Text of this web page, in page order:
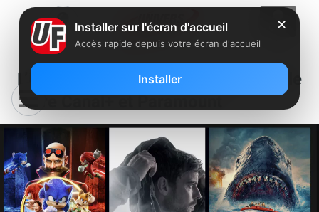
L’info en vidéo : la nouvelle idylle
entre Canal+ et Paramount
✕
Installer sur l'écran d'accueil
Accès rapide depuis votre écran d'accueil
Installer